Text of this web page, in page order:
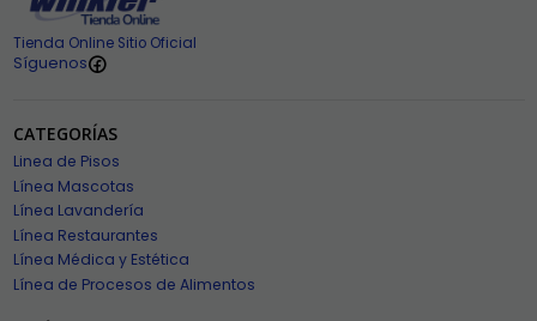
Tienda Online Sitio Oficial
Síguenos
CATEGORÍAS
Linea de Pisos
Línea Mascotas
Línea Lavandería
Línea Restaurantes
Línea Médica y Estética
Línea de Procesos de Alimentos